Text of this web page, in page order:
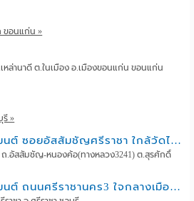
ขอนแก่น »
หล่านาดี ต.ในเมือง อ.เมืองขอนแก่น ขอนแก่น
รี »
สิริกุลอพาร์ตเมนต์ ซอยอัสสัมชัญศรีราชา ใกล้วัดไร่กล้วย
.อัสสัมชัญ-หนองค้อ(ทางหลวง3241) ต.สุรศักดิ์
สิริกุลอพาร์ตเมนต์ ถนนศรีราชานคร3 ใจกลางเมืองศรีราชา